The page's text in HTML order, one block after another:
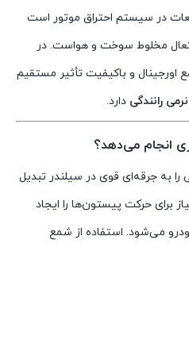
در سیستم احتراق موتور است
مخلوط سوخت و هواست. در
و باکیفیت تأثیر مستقیم
رانندگی دارد.
انجام می‌دهد؟
را به جرقه‌ای قوی در سیلندر تبدیل
برای حرکت پیستون‌ها را ایجاد
می‌شود. استفاده از شمع